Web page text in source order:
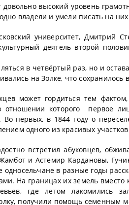
высокий уровень
владели и умели писать на
университет, Дмитрий
деятель второй
в четвёртый раз, но и
на Золке, что
может гордиться тем
отношении которого первое
Во-первых, в 1844 году о
одного из красивых
встретил абуковцев,
и Астемир Кардановы,
в разные годы
На границах их земель
где летом лакомились
получили помощь семенным